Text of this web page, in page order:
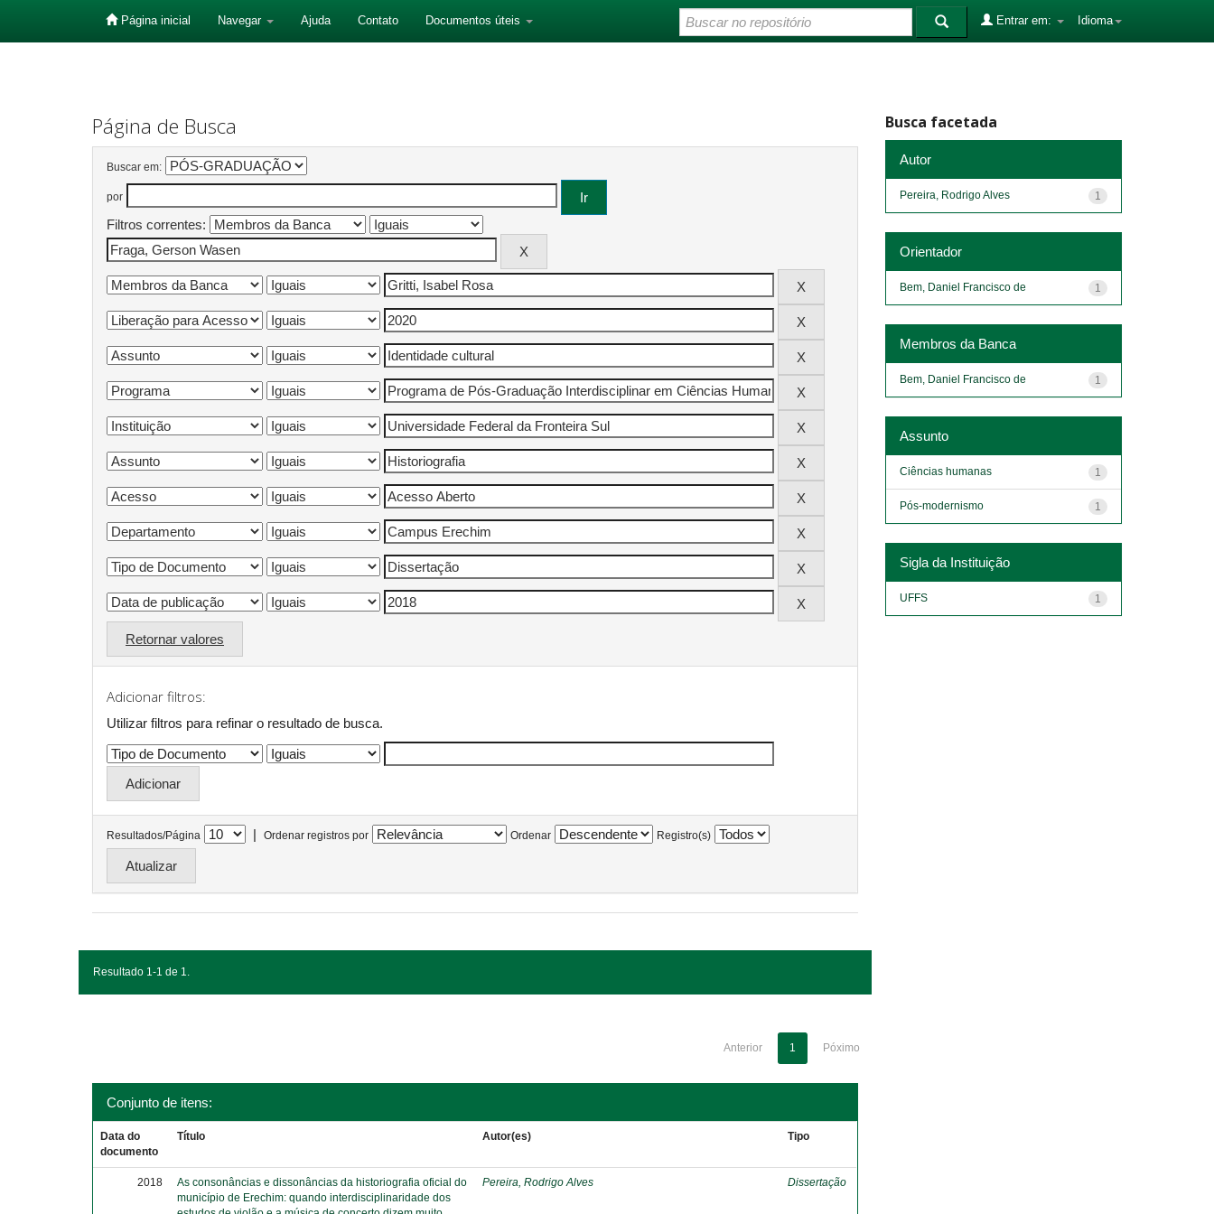
Página inicial Navegar Ajuda Contato Documentos úteis Idioma
Entrar em:
Página de Busca
Buscar em:
por
Filtros correntes:
Retornar valores
Adicionar filtros:
Utilizar filtros para refinar o resultado de busca.
Resultados/Página | Ordenar registros por Ordenar Registro(s)
Resultado 1-1 de 1.
Anterior 1 Póximo
Conjunto de itens:
Data do
documento
Título Autor(es) Tipo
2018
As consonâncias e dissonâncias da historiografia oficial do
município de Erechim: quando interdisciplinaridade dos
Pereira, Rodrigo Alves Dissertação
Busca facetada
Autor
1
Pereira, Rodrigo Alves
Orientador
1
Bem, Daniel Francisco de
Membros da Banca
1
Bem, Daniel Francisco de
Assunto
1
Ciências humanas
1
Pós-modernismo
Sigla da Instituição
1
UFFS